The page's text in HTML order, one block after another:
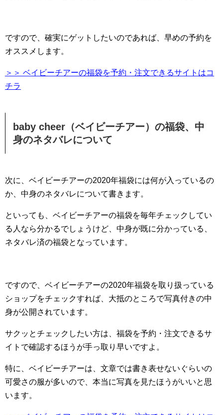
ですので、確実にゲットしたいのであれば、早めの予約を
オススメします。
＞＞ ベイビーチアーの福袋を予約・注文できるサイトはコ
チラ
baby cheer（ベイビーチアー）の福袋、中
身のネタバレについて
次に、ベイビーチアーの2020年福袋には何が入っているの
か、中身のネタバレについて書きます。
といっても、ベイビーチアーの福袋を毎年チェックしてい
る人なら分かるでしょうけど、中身が既に分かっている、
ネタバレ済の福袋となっています。
ですので、ベイビーチアーの2020年福袋を取り扱っている
ショップをチェックすれば、大抵のところで写真付きの中
身が公開されています。
サクッとチェックしたい方は、福袋を予約・注文できるサ
イトで確認するほうが手っ取り早いですよ。
特に、ベイビーチアーは、文章では書き表せないぐらいの
可愛さの服が多いので、本当に写真を見たほうがいいと思
います。